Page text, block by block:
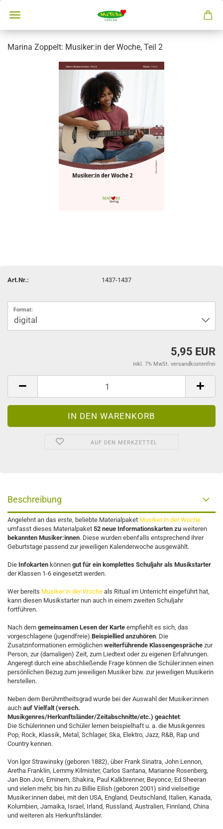
Marina Zoppelt: Musiker:in der Woche, Teil 2
Art.Nr.: 1437-1437
Format:
5,95 EUR
inkl. 7% MwSt. versandkostenfrei
AUF DEN MERKZETTEL
Beschreibung
Angelehnt an das erste, beliebte Materialpaket Musiker:in der Woche
umfasst dieses Materialpaket 52 neue Informationskarten zu weiteren
bekannten Musiker:innen. Diese wurden ebenfalls entsprechend ihrer
Geburtstage passend zur jeweiligen Kalenderwoche ausgewählt.
Die Infokarten können gut für ein komplettes Schuljahr als Musikstarter
der Klassen 1-6 eingesetzt werden.
Wer bereits Musiker:in der Woche als Ritual im Unterricht eingeführt hat,
kann diesen Musikstarter nun auch in einem zweiten Schuljahr
fortführen.
Nach dem gemeinsamen Lesen der Karte empfiehlt es sich, das
vorgeschlagene (jugendfreie) Beispiellied anzuhören. Die
Zusatzinformationen ermöglichen weiterführende Klassengespräche zur
Person, zur (damaligen) Zeit, zum Liedtext oder zu eigenen Erfahrungen.
Angeregt durch eine abschließende Frage können die Schüler:innen einen
persönlichen Bezug zum jeweiligen Musiker bzw. zur jeweiligen Musikerin
herstellen.
Neben dem Berühmtheitsgrad wurde bei der Auswahl der Musiker:innen
auch auf Vielfalt (versch.
Musikgenres/Herkunftsländer/Zeitabschnitte/etc.) geachtet:
Die Schülerinnen und Schüler lernen beispielhaft u. a. die Musikgenres
Pop, Rock, Klassik, Metal, Schlager, Ska, Elektro, Jazz, R&B, Rap und
Country kennen.
Von lgor Strawinsky (geboren 1882), über Frank Sinatra, John Lennon,
Aretha Franklin, Lemmy Kilmister, Carlos Santana, Marianne Rosenberg,
Jan Bon Jovi, Eminem, Shakira, Paul Kalkbrenner, Beyonce, Ed Sheeran
und vielen mehr, bis hin zu Billie Eilish (geboren 2001) sind vielseitige
Musiker:innen dabei, mit den USA, England, Deutschland, Italien, Kanada,
Kolumbien, Jamaika, Israel, Irland, Russland, Australien, Finnland, China
und weiteren als Herkunftsländer.